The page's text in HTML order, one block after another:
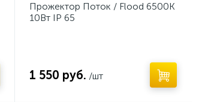
Прожектор Поток / Flood 6500К
10Вт IP 65
1 550 руб. /шт